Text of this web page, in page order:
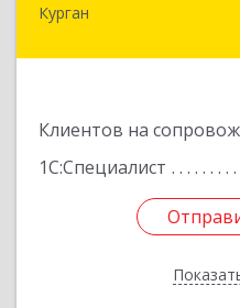
Курган
Клиентов на
1С:Специалист
640002, Курганская